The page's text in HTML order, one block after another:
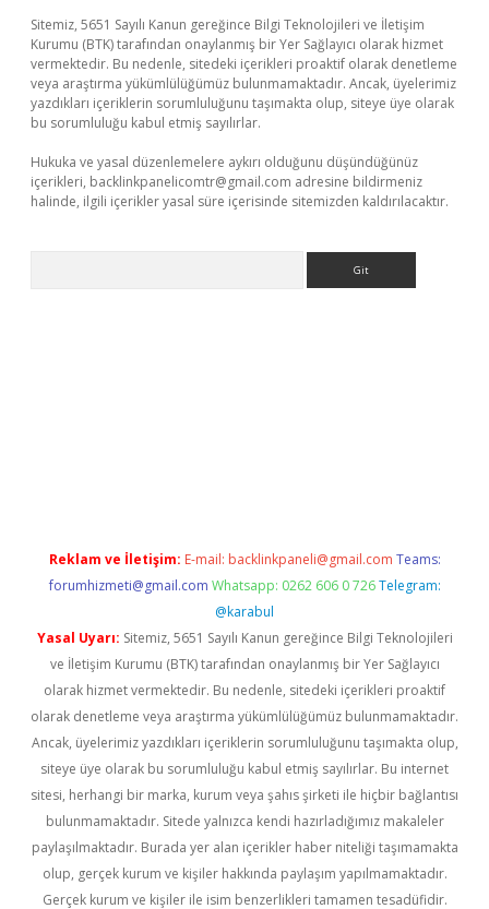
Sitemiz, 5651 Sayılı Kanun gereğince Bilgi Teknolojileri ve İletişim
Kurumu (BTK) tarafından onaylanmış bir Yer Sağlayıcı olarak hizmet
vermektedir. Bu nedenle, sitedeki içerikleri proaktif olarak denetleme
veya araştırma yükümlülüğümüz bulunmamaktadır. Ancak, üyelerimiz
yazdıkları içeriklerin sorumluluğunu taşımakta olup, siteye üye olarak
bu sorumluluğu kabul etmiş sayılırlar.
Hukuka ve yasal düzenlemelere aykırı olduğunu düşündüğünüz
içerikleri, backlinkpanelicomtr@gmail.com adresine bildirmeniz
halinde, ilgili içerikler yasal süre içerisinde sitemizden kaldırılacaktır.
Reklam ve İletişim: E-mail: backlinkpaneli@gmail.com Teams:
forumhizmeti@gmail.com Whatsapp: 0262 606 0 726 Telegram:
@karabul
Yasal Uyarı: Sitemiz, 5651 Sayılı Kanun gereğince Bilgi Teknolojileri
ve İletişim Kurumu (BTK) tarafından onaylanmış bir Yer Sağlayıcı
olarak hizmet vermektedir. Bu nedenle, sitedeki içerikleri proaktif
olarak denetleme veya araştırma yükümlülüğümüz bulunmamaktadır.
Ancak, üyelerimiz yazdıkları içeriklerin sorumluluğunu taşımakta olup,
siteye üye olarak bu sorumluluğu kabul etmiş sayılırlar. Bu internet
sitesi, herhangi bir marka, kurum veya şahıs şirketi ile hiçbir bağlantısı
bulunmamaktadır. Sitede yalnızca kendi hazırladığımız makaleler
paylaşılmaktadır. Burada yer alan içerikler haber niteliği taşımamakta
olup, gerçek kurum ve kişiler hakkında paylaşım yapılmamaktadır.
Gerçek kurum ve kişiler ile isim benzerlikleri tamamen tesadüfidir.